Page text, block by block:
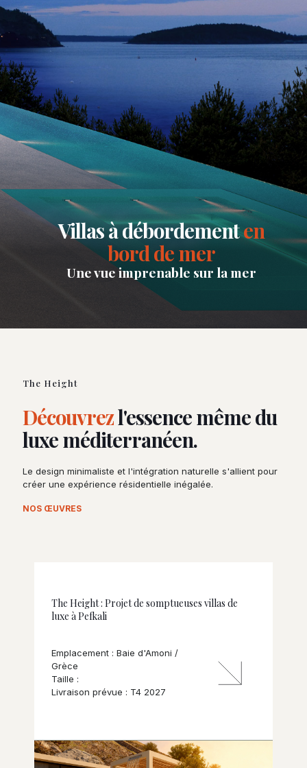
Villas à débordementen
bord de mer
Une vue imprenable sur la mer
The Height
Découvrezl'essence même du
luxe méditerranéen.
Le design minimaliste et l'intégration naturelle s'allient pour
créer une expérience résidentielle inégalée.
NOS ŒUVRES
The Height : Projet de somptueuses villas de
luxe à Pefkali
Emplacement : Baie d'Amoni /
Grèce
Taille :
Livraison prévue : T4 2027